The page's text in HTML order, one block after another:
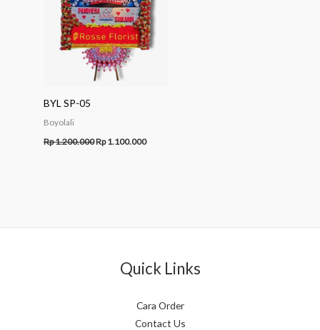
BYL SP-05
Boyolali
Rp1.200.000Rp1.100.000
Quick Links
Cara Order
Contact Us